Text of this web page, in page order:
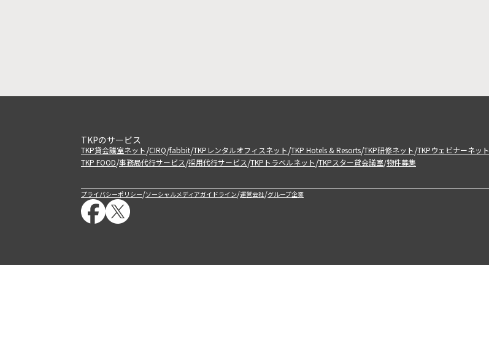
TKPのサービス
TKP貸会議室ネット/CIRQ/fabbit/TKPレンタルオフィスネット/TKP Hotels & Resorts/TKP研修ネット/TKPウェビナーネット
TKP FOOD/事務局代行サービス/採用代行サービス/TKPトラベルネット/TKPスター貸会議室/物件募集
プライバシーポリシー/ソーシャルメディアガイドライン/運営会社/グループ企業